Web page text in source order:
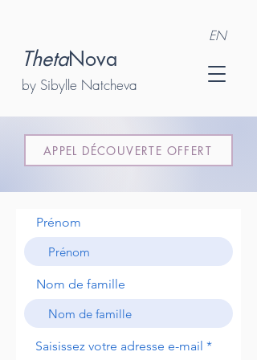
EN
ThetaNova
by Sibylle Natcheva
APPEL DÉCOUVERTE OFFERT
Prénom
Nom de famille
Saisissez votre adresse e-mail